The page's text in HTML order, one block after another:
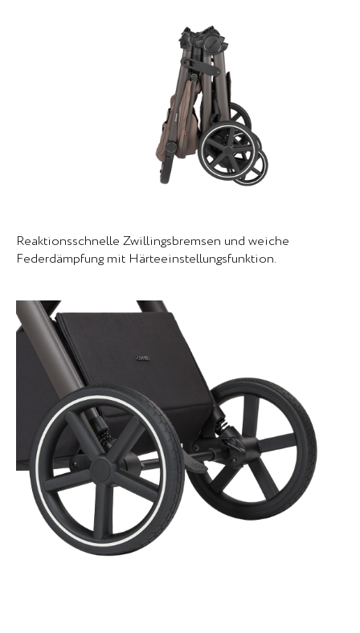
Reaktionsschnelle Zwillingsbremsen und weiche
Federdämpfung mit Härteeinstellungsfunktion.